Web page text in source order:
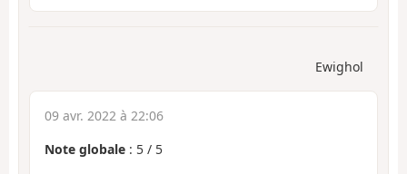
Ewighol
09 avr. 2022 à 22:06
Note globale : 5 / 5